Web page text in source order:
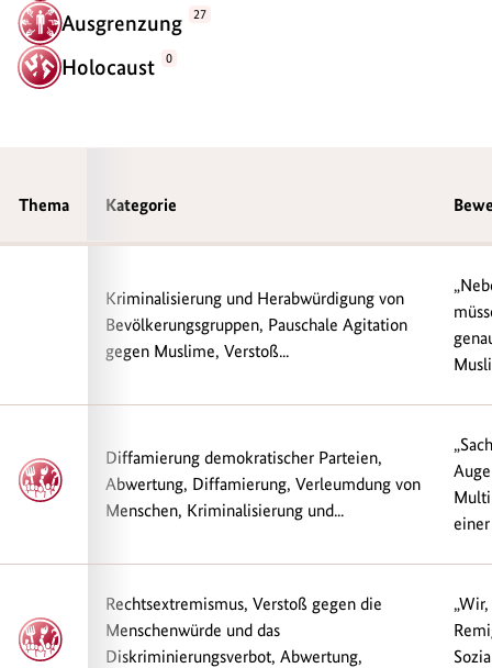
Ausgrenzung 27
Holocaust 0
Thema Kategorie
Thema
Kriminalisierung und Herabwürdigung von
Bevölkerungsgruppen, Pauschale Agitation
gegen Muslime, Verstoß...
Diffamierung demokratischer Parteien,
Abwertung, Diffamierung, Verleumdung von
Menschen, Kriminalisierung und...
Rechtsextremismus, Verstoß gegen die
Menschenwürde und das
Diskriminierungsverbot, Abwertung,